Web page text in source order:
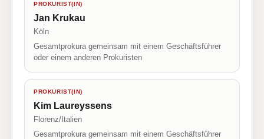
PROKURIST(IN)
Jan Krukau
Köln
Gesamtprokura gemeinsam mit einem Geschäftsführer
oder einem anderen Prokuristen
PROKURIST(IN)
Kim Laureyssens
Florenz/Italien
Gesamtprokura gemeinsam mit einem Geschäftsführer